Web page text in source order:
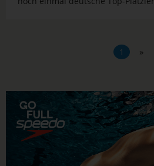
1 »